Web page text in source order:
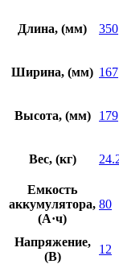
Длина, (мм) 350
Ширина, (мм) 167
Высота, (мм) 179
Вес, (кг)
Емкость
аккумулятора,
(А·ч)
80
Напряжение,
(В)
12